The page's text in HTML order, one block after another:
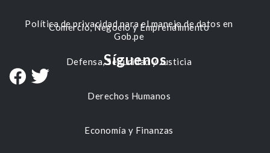
Comercio, Negocio y Emprendimiento
Defensa, Seguridad y Justicia
Derechos Humanos
Economía y Finanzas
Política de privacidad para el manejo de datos en
Gob.pe
Síguenos